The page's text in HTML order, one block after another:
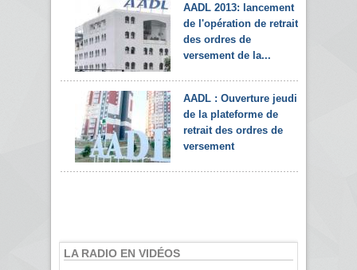
AADL 2013: lancement
de l'opération de retrait
des ordres de
versement de la...
AADL : Ouverture jeudi
de la plateforme de
retrait des ordres de
versement
LA RADIO EN VIDÉOS